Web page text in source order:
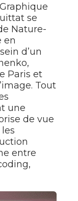
se
Nature-
en
d’un
Paris et
Tout
une
de vue
entre